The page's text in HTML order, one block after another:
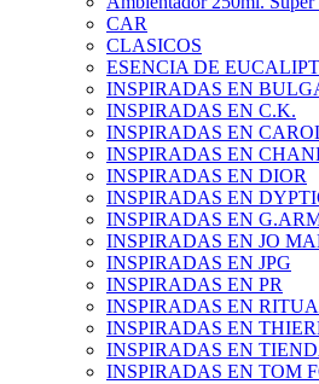
CAR
CLASICOS
ESENCIA DE
INSPIRADAS EN
INSPIRADAS EN C.K.
INSPIRADAS EN
INSPIRADAS EN
INSPIRADAS EN DIOR
INSPIRADAS EN
INSPIRADAS EN
INSPIRADAS EN JO
INSPIRADAS EN JPG
INSPIRADAS EN PR
INSPIRADAS EN
INSPIRADAS EN
INSPIRADAS EN
INSPIRADAS EN TOM